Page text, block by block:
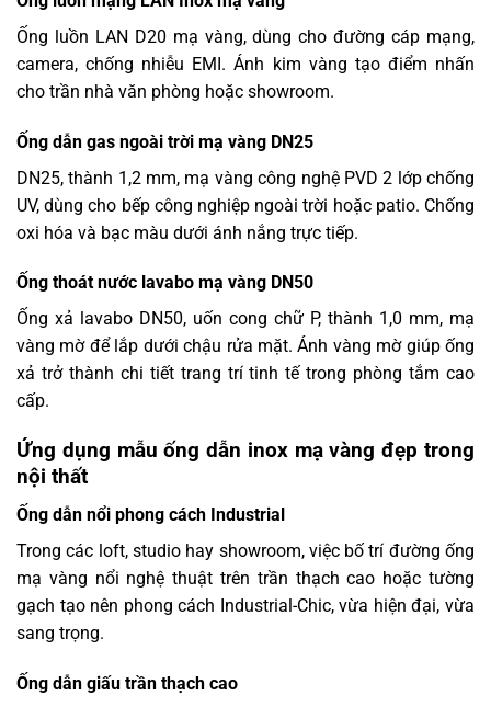
Ống luồn LAN D20 mạ vàng, dùng cho đường cáp mạng,
camera, chống nhiễu EMI. Ánh kim vàng tạo điểm nhấn
cho trần nhà văn phòng hoặc showroom.
Ống dẫn gas ngoài trời mạ vàng DN25
DN25, thành 1,2 mm, mạ vàng công nghệ PVD 2 lớp chống
UV, dùng cho bếp công nghiệp ngoài trời hoặc patio. Chống
oxi hóa và bạc màu dưới ánh nắng trực tiếp.
Ống thoát nước lavabo mạ vàng DN50
Ống xả lavabo DN50, uốn cong chữ P, thành 1,0 mm, mạ
vàng mờ để lắp dưới chậu rửa mặt. Ánh vàng mờ giúp ống
xả trở thành chi tiết trang trí tinh tế trong phòng tắm cao
cấp.
Ứng dụng mẫu ống dẫn inox mạ vàng đẹp trong
nội thất
Ống dẫn nổi phong cách Industrial
Trong các loft, studio hay showroom, việc bố trí đường ống
mạ vàng nổi nghệ thuật trên trần thạch cao hoặc tường
gạch tạo nên phong cách Industrial-Chic, vừa hiện đại, vừa
sang trọng.
Ống dẫn giấu trần thạch cao